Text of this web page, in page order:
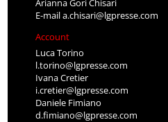
Arianna Gori Chisari
E-maila.chisari@lgpresse.com
Account
Luca Torino
l.torino@lgpresse.com
Ivana Cretier
i.cretier@lgpresse.com
Daniele Fimiano
d.fimiano@lgpresse.com